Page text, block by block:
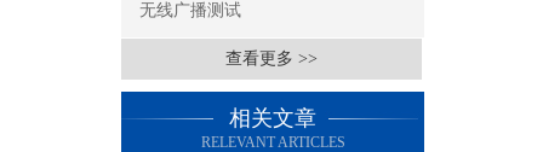
无线广播测试
查看更多 >>
相关文章
RELEVANT ARTICLES